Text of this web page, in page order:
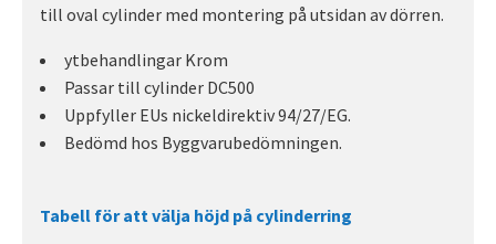
till oval cylinder med montering på utsidan av dörren.
ytbehandlingar Krom
Passar till cylinder DC500
Uppfyller EUs nickeldirektiv 94/27/EG.
Bedömd hos Byggvarubedömningen.
Tabell för att välja höjd på cylinderring